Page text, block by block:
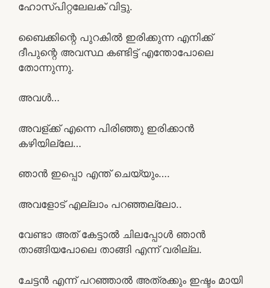
ഹോസ്പിറ്റലേലക് വിട്ടു.
ബൈക്കിന്റെ പുറകിൽ ഇരിക്കുന്ന എനിക്ക്
ദീപുന്റെ അവസ്ഥ കണ്ടിട്ട് എന്തോപോലെ
തോന്നുന്നു.
അവൾ…
അവള്ക്ക് എന്നെ പിരിഞ്ഞു ഇരിക്കാൻ
കഴിയില്ലേ…
ഞാൻ ഇപ്പൊ എന്ത് ചെയ്യും….
അവളോട് എല്ലാം പറഞ്ഞല്ലോ..
വേണ്ടാ അത്‌ കേട്ടാൽ ചിലപ്പോൾ ഞാൻ
താങ്ങിയപോലെ താങ്ങി എന്ന് വരില്ല.
ചേട്ടൻ എന്ന് പറഞ്ഞാൽ അത്രക്കും ഇഷ്ടം മായി